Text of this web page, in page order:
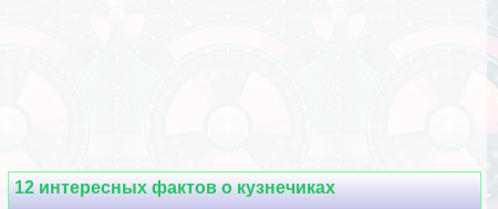
12 интересных фактов о кузнечиках